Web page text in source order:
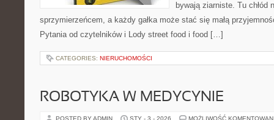
bywają ziarniste. Tu
sprzymierzeńcem, a każdy gałka może stać się małą
Pytania od czytelników i Lody street food i food […]
CATEGORIES: NIERUCHOMOŚCI
ROBOTYKA W MEDYCYNIE
POSTED BY ADMIN STY - 3 - 2026 MOŻLIWOŚĆ